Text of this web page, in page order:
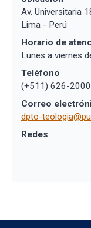
Av. Universitaria
Lima - Perú
Horario de
Lunes a viernes
Teléfono
(+511) 626-
Correo
dpto-
Redes